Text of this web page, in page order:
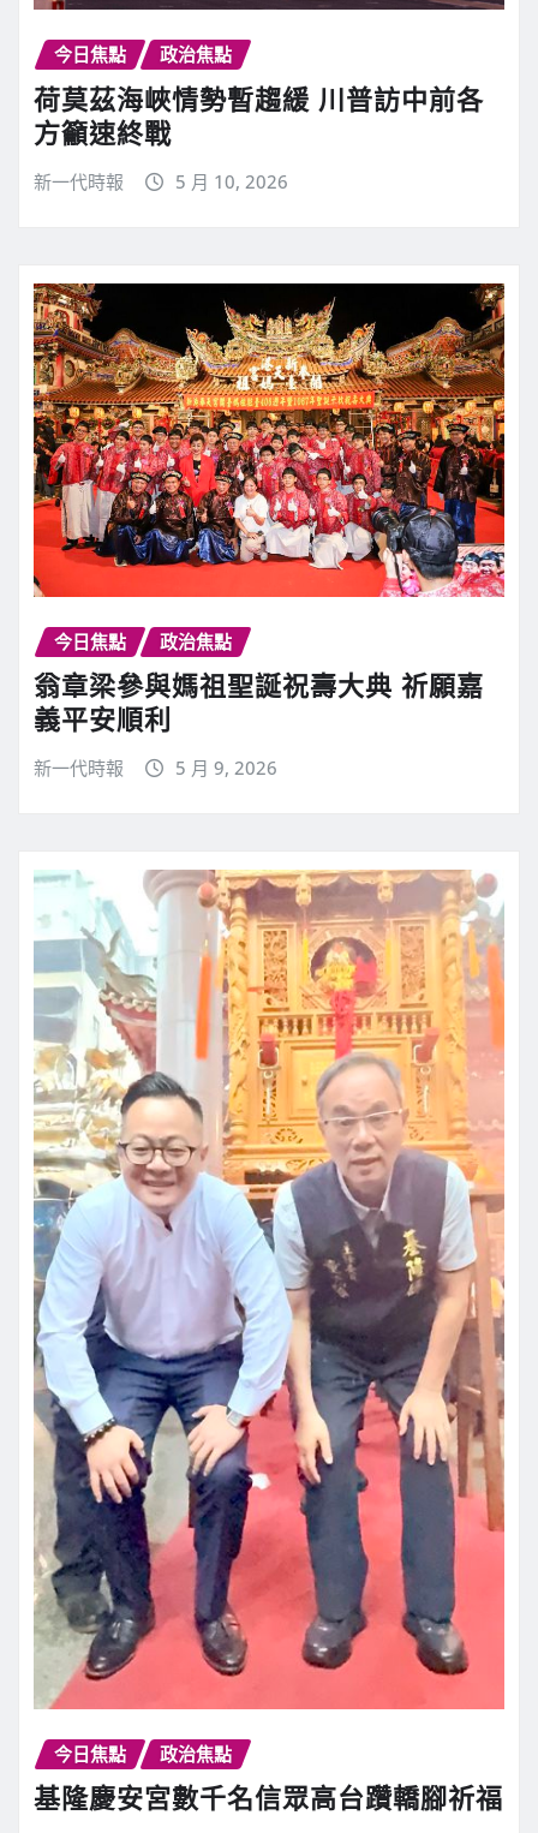
今日焦點 政治焦點
荷莫茲海峽情勢暫趨緩 川普訪中前各
方籲速終戰
新一代時報 5 月 10, 2026
今日焦點 政治焦點
翁章梁參與媽祖聖誕祝壽大典 祈願嘉
義平安順利
新一代時報 5 月 9, 2026
今日焦點 政治焦點
基隆慶安宮數千名信眾高台躦轎腳祈福